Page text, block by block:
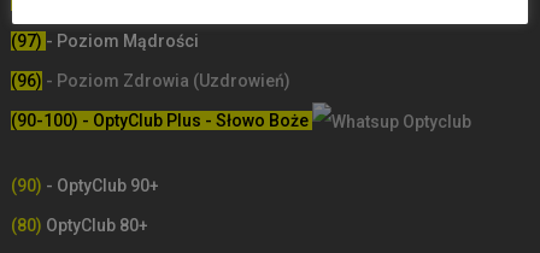
(97) - Poziom Mądrości
(96) - Poziom Zdrowia (Uzdrowień)
(90-100) - OptyClub Plus - Słowo Boże
(90) - OptyClub 90+
(80) OptyClub 80+